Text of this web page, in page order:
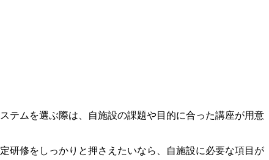
テムを選ぶ際は、自施設の課題や目的に合った講座が用意
研修をしっかりと押さえたいなら、自施設に必要な項目が